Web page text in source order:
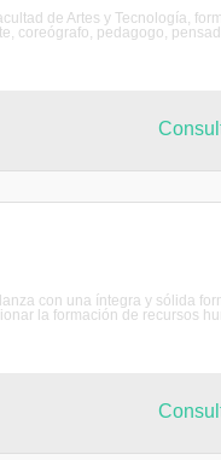
de Artes y Tecnología,
coreógrafo, pedagogo,
con una íntegra y sólida
la formación de recursos